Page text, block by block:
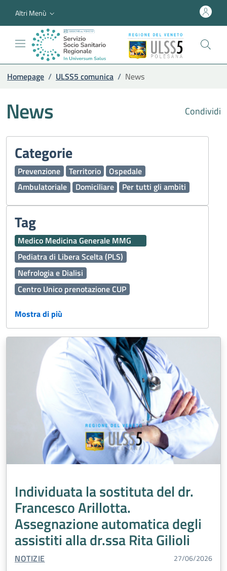
Altri Menù
Homepage / ULSS5 comunica / News
Condividi
News
Categorie
Prevenzione Territorio
Ospedale
Ambulatoriale
Domiciliare Per tutti gli ambiti
Tag
Medico Medicina Generale MMG
Pediatra di Libera Scelta (PLS)
Nefrologia e Dialisi
Centro Unico prenotazione CUP
Dermatologia
Percorso Diagnostico Terapeutico Assistenziale PDTA
Medicina Generale
Oculistica
Emergenza Sanitaria
Servizi Online
Servizi Distrettuali
Operatori Socio Sanitari OSS
Continuità assistenziale ex Guardia Medica
Presidi Territoriali
Disabilità
Sport
Cure Palliative
Igiene Alimenti
Caldo
Prenotazioni
Fascicolo Sanitario Elettronico FSE
Medicina Trasfusionale
Inclusione
Oncologia
Cardiologia
Accreditamento
Salute Mentale
Agricoltura
Percorso Nascita
Malattie rare
Violenza di genere
Chirurgia Generale
Turismo
Medicina generale
Prevenzione
Mostra di più
Individuata la sostituta del dr.
Francesco Arillotta.
Assegnazione automatica degli
assistiti alla dr.ssa Rita Gilioli
TIPO CONTENUTO:
NOTIZIE 27/06/2026